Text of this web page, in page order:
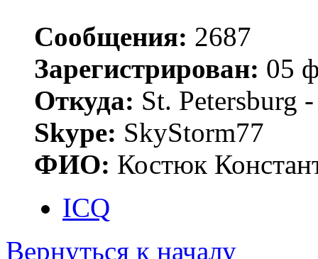
Сообщения: 2687
Зарегистрирован: 05
Откуда: St. Petersburg
Skype: SkyStorm77
ФИО: Костюк
ICQ
Вернуться к началу